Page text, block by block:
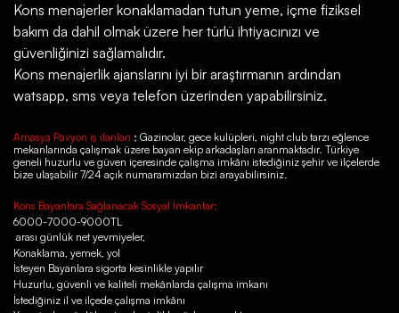
Kons menajerler konaklamadan tutun yeme, içme fiziksel
bakım da dahil olmak üzere her türlü ihtiyacınızı ve
güvenliğinizi sağlamalıdır.
Kons menajerlik ajanslarını iyi bir araştırmanın ardından
watsapp, sms veya telefon üzerinden yapabilirsiniz.
Amasya Pavyon iş ilanları ; Gazinolar, gece kulüpleri, night club tarzı eğlence
mekanlarında çalışmak üzere bayan ekip arkadaşları aranmaktadır. Türkiye
geneli huzurlu ve güven içeresinde çalışma imkânı istediğiniz şehir ve ilçelerde
bize ulaşabilir 7/24 açık numaramızdan bizi arayabilirsiniz.
Kons Bayanlara Sağlanacak Sosyal İmkanlar;
6000-7000-9000TL
arası günlük net yevmiyeler,
Konaklama, yemek, yol
İsteyen Bayanlara sigorta kesinlikle yapılır
Huzurlu, güvenli ve kaliteli mekânlarda çalışma imkanı
İstediğiniz il ve ilçede çalışma imkânı